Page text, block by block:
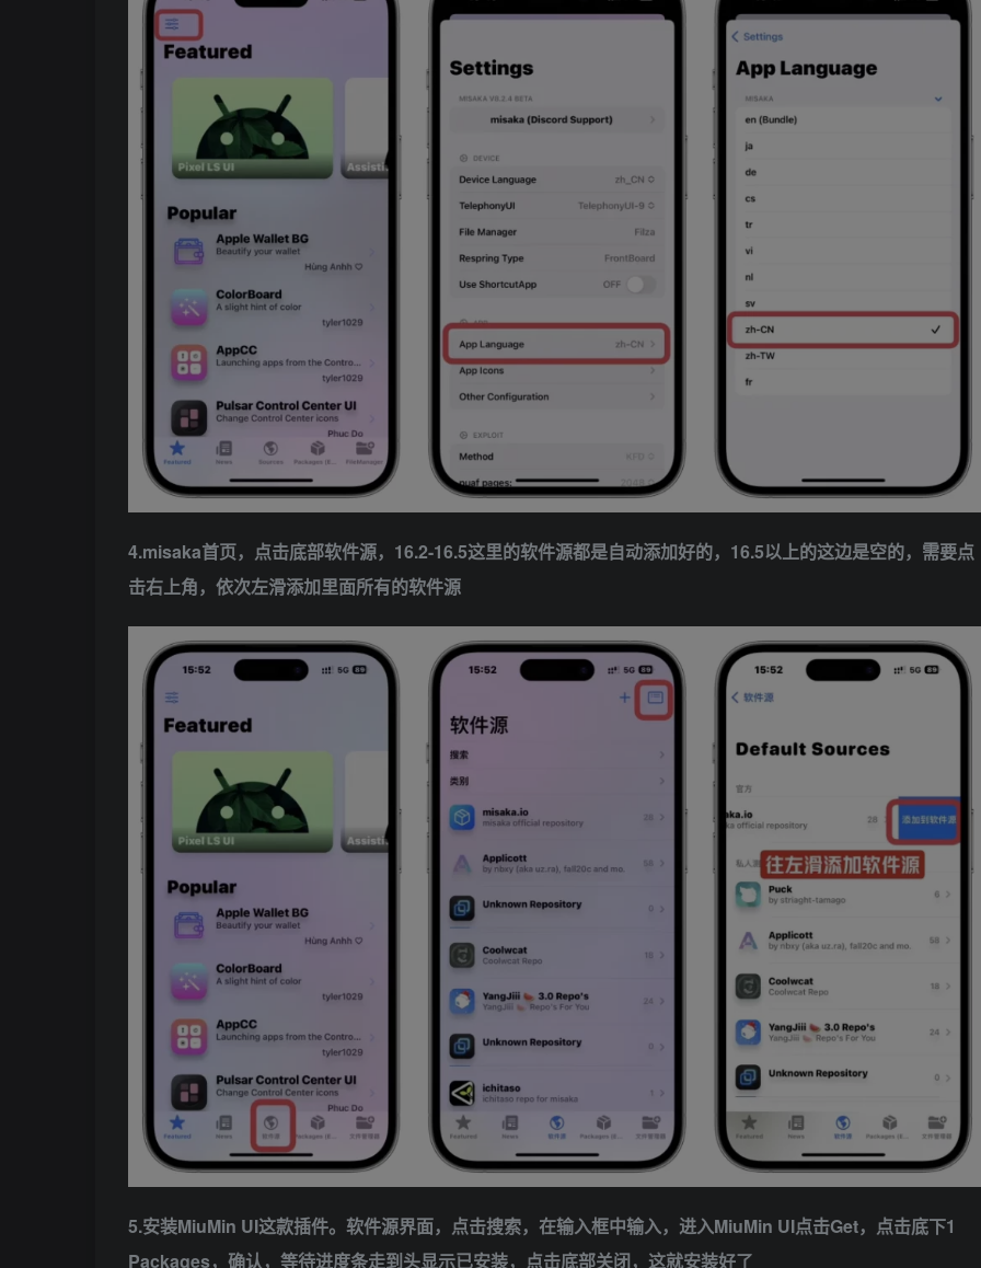
4.misaka首页，点击底部软件源，16.2-16.5这里的软件源都是自动添加好的，16.5以上的这边是空的，需要点
击右上角，依次左滑添加里面所有的软件源
5.安装MiuMin UI这款插件。软件源界面，点击搜索，在输入框中输入，进入MiuMin UI点击Get，点击底下1
Packages，确认，等待进度条走到头显示已安装，点击底部关闭，这就安装好了